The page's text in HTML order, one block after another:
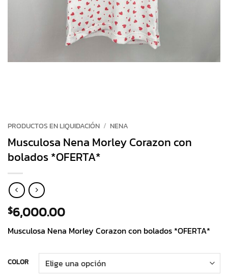
PRODUCTOS EN LIQUIDACIÓN / NENA
Musculosa Nena Morley Corazon con
bolados *OFERTA*
$6,000.00
Musculosa Nena Morley Corazon con bolados *OFERTA*
COLOR